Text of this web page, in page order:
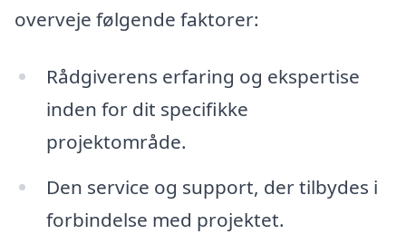
overveje følgende faktorer:
Rådgiverens erfaring og ekspertise
inden for dit specifikke
projektområde.
Den service og support, der tilbydes i
forbindelse med projektet.